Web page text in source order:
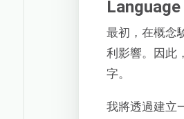
最初，在概念
利影響。因此
字。
我將透過建立